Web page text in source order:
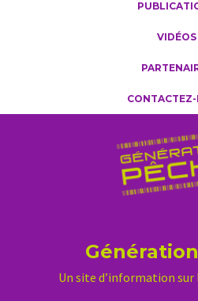
VIDÉOS
Un site d’information sur